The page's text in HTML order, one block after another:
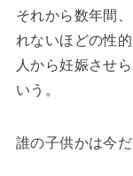
それから数年間
れないほどの性
人から妊娠させ
いう。
誰の子供かは今